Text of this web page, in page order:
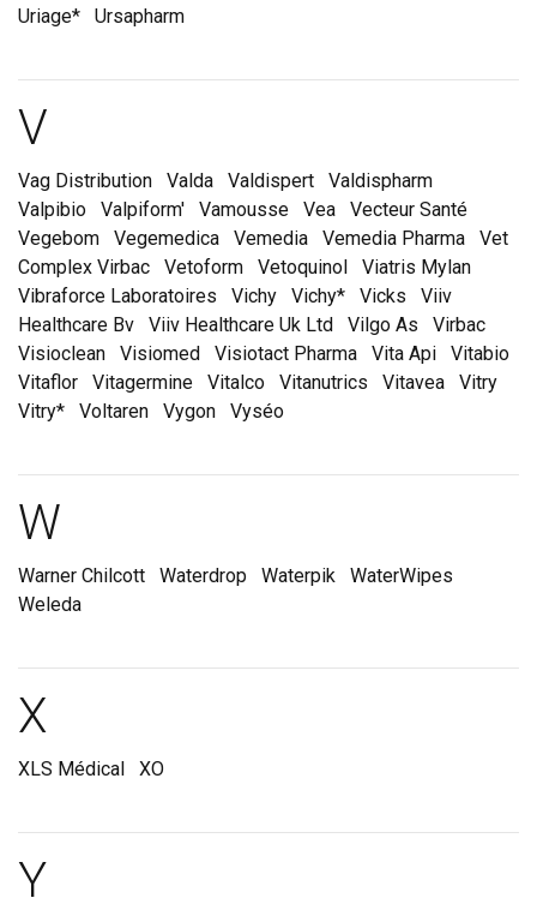
Uriage*
Ursapharm
Marques et
V
Vag Distribution Valda Valdispert
Valdispharm
Valpibio
Valpiform' Vamousse Vea
Vecteur Santé
Vegebom
Vegemedica Vemedia Vemedia Pharma
Vet
Complex Virbac
Vetoform Vetoquinol
Viatris Mylan
Vibraforce Laboratoires
Vichy Vichy* Vicks
Viiv
Healthcare Bv
Viiv Healthcare Uk Ltd Vilgo As
Virbac
Visioclean
Visiomed Visiotact Pharma Vita Api
Vitabio
Vitaflor
Vitagermine Vitalco Vitanutrics Vitavea
Vitry
Vitry*
Voltaren Vygon Vyséo
Marques et
W
Warner Chilcott Waterdrop Waterpik
WaterWipes
Weleda
Marques et
X
XLS Médical XO
Marques et
Y